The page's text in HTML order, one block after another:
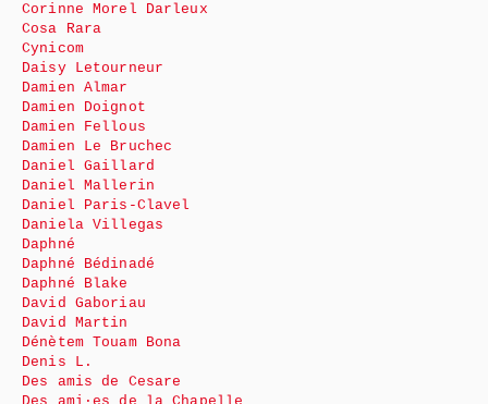
Corinne Morel Darleux
Cosa Rara
Cynicom
Daisy Letourneur
Damien Almar
Damien Doignot
Damien Fellous
Damien Le Bruchec
Daniel Gaillard
Daniel Mallerin
Daniel Paris-Clavel
Daniela Villegas
Daphné
Daphné Bédinadé
Daphné Blake
David Gaboriau
David Martin
Dénètem Touam Bona
Denis L.
Des amis de Cesare